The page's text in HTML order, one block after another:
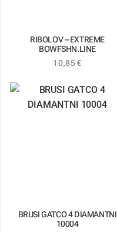
RIBOLOV – EXTREME
BOWFSHN.LINE
10,85€
BRUSI GATCO 4 DIAMANTNI
10004